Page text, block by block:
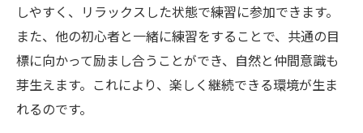
藤沢駅のインドアゴルフスクールウテミルで初
心者が安心して通える理由
初心者に優しい環境が整った施設の紹介
安心して通えるインストラクター陣のご紹
介
しやすく、リラックスした状態で練習に参加できます。
また、他の初心者と一緒に練習をすることで、共通の目
標に向かって励まし合うことができ、自然と仲間意識も
芽生えます。これにより、楽しく継続できる環境が生ま
れるのです。